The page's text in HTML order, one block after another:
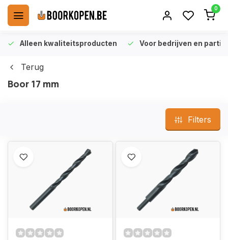
0
Alleen kwaliteitsproducten Voor bedrijven en
Terug
Boor 17 mm
Filters